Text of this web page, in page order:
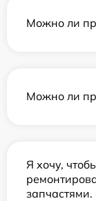
Можно ли
Можно ли
Я хочу,
запчастями.